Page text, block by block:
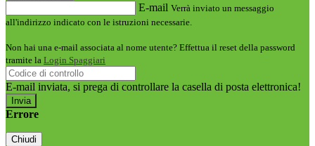
E-mail Verrà inviato un messaggio
all'indirizzo indicato con le istruzioni necessarie.
Non hai una e-mail associata al nome utente? Effettua il reset della password
tramite la Login Spaggiari
E-mail inviata, si prega di controllare la casella di posta elettronica!
Errore
Chiudi